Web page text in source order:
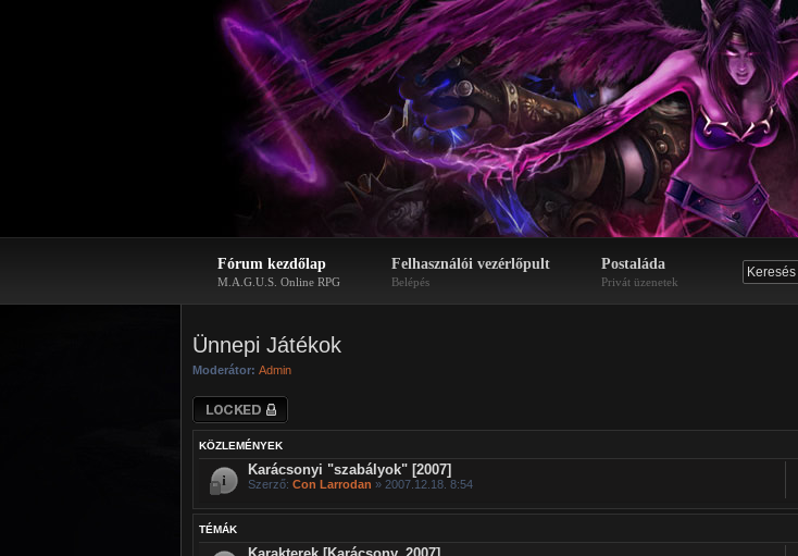
Fórum kezdőlap
M.A.G.U.S. Online RPG
Felhasználói vezérlőpult
Belépés
Postaláda
Privát üzenetek
Ünnepi Játékok
Moderátor: Admin
Lezárt fórum
KÖZLEMÉNYEK
Karácsonyi "szabályok" [2007]
Szerző: Con Larrodan » 2007.12.18. 8:54
TÉMÁK
Karakterek [Karácsony, 2007]